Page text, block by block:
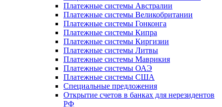
Платежные системы Австралии
Платежные системы Великобритании
Платежные системы Гонконга
Платежные системы Кипра
Платежные системы Киргизии
Платежные системы Литвы
Платежные системы Маврикия
Платежные системы ОАЭ
Платежные системы США
Специальные предложения
Открытие счетов в банках для нерезидентов
РФ